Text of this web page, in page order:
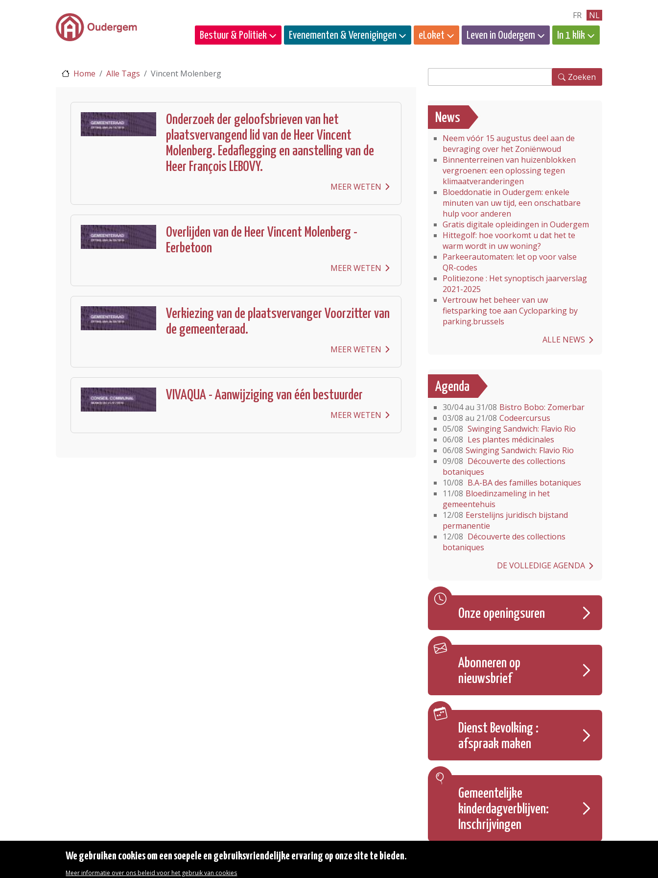
Ga naar de hoofdinhoud FR NL
Bestuur & Politiek Evenementen & Verenigingen eLoket Leven in Oudergem In 1 klik
Home Alle Tags Vincent Molenberg
Onderzoek der geloofsbrieven van het
plaatsvervangend lid van de Heer Vincent
Molenberg. Eedaflegging en aanstelling van de
Heer François LEBOVY.
MEER WETEN
Overlijden van de Heer Vincent Molenberg -
Eerbetoon
MEER WETEN
Verkiezing van de plaatsvervanger Voorzitter van
de gemeenteraad.
MEER WETEN
VIVAQUA - Aanwijziging van één bestuurder
MEER WETEN
Zoeken
News
Neem vóór 15 augustus deel aan de
bevraging over het Zoniënwoud
Binnenterreinen van huizenblokken
vergroenen: een oplossing tegen
klimaatveranderingen
Bloeddonatie in Oudergem: enkele
minuten van uw tijd, een onschatbare
hulp voor anderen
Gratis digitale opleidingen in Oudergem
Hittegolf: hoe voorkomt u dat het te
warm wordt in uw woning?
Parkeerautomaten: let op voor valse
QR-codes
Politiezone : Het synoptisch jaarverslag
2021-2025
Vertrouw het beheer van uw
fietsparking toe aan Cycloparking by
parking.brussels
ALLE NEWS
Agenda
30/04 au 31/08 Bistro Bobo: Zomerbar
03/08 au 21/08 Codeercursus
05/08 Swinging Sandwich: Flavio Rio
06/08 Les plantes médicinales
06/08 Swinging Sandwich: Flavio Rio
09/08 Découverte des collections
botaniques
10/08 B.A-BA des familles botaniques
11/08 Bloedinzameling in het
gemeentehuis
12/08 Eerstelijns juridisch bijstand
permanentie
12/08 Découverte des collections
botaniques
DE VOLLEDIGE AGENDA
Onze openingsuren
Abonneren op
nieuwsbrief
Dienst Bevolking :
afspraak maken
Gemeentelijke
kinderdagverblijven:
Inschrijvingen
We gebruiken cookies om een soepele en gebruiksvriendelijke ervaring op onze site te bieden.
Meer informatie over ons beleid voor het gebruik van cookies